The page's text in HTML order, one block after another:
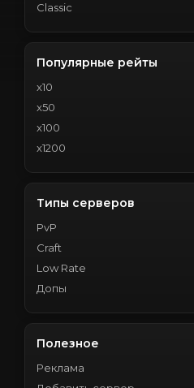
Classic
Популярные рейты
x10
x50
x100
x1200
Типы серверов
PvP
Craft
Low Rate
Допы
Полезное
Реклама